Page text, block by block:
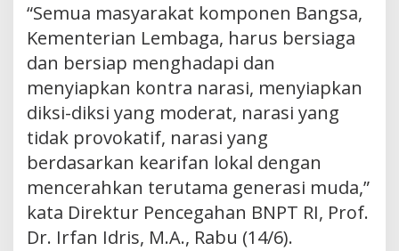
“Semua masyarakat komponen Bangsa,
Kementerian Lembaga, harus bersiaga
dan bersiap menghadapi dan
menyiapkan kontra narasi, menyiapkan
diksi-diksi yang moderat, narasi yang
tidak provokatif, narasi yang
berdasarkan kearifan lokal dengan
mencerahkan terutama generasi muda,”
kata Direktur Pencegahan BNPT RI, Prof.
Dr. Irfan Idris, M.A., Rabu (14/6).